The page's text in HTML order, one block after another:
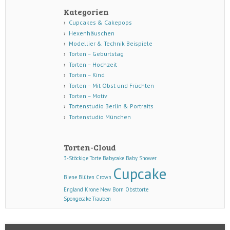
Kategorien
Cupcakes & Cakepops
Hexenhäuschen
Modellier & Technik Beispiele
Torten – Geburtstag
Torten – Hochzeit
Torten – Kind
Torten – Mit Obst und Früchten
Torten – Motiv
Tortenstudio Berlin & Portraits
Tortenstudio München
Torten-Cloud
3-Stöckige Torte Babycake Baby Shower
Biene Blüten Crown Cupcake
England Krone New Born Obsttorte
Spongecake Trauben